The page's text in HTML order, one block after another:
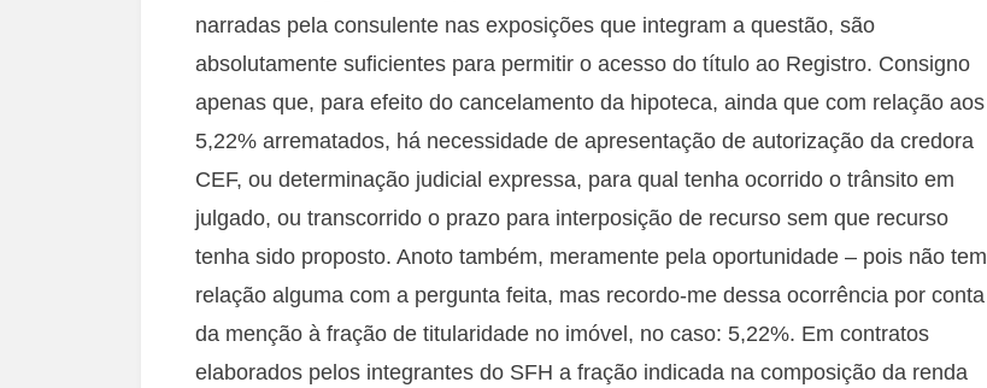
narradas pela consulente nas exposições que integram a questão, são
absolutamente suficientes para permitir o acesso do título ao Registro. Consigno
apenas que, para efeito do cancelamento da hipoteca, ainda que com relação aos
5,22% arrematados, há necessidade de apresentação de autorização da credora
CEF, ou determinação judicial expressa, para qual tenha ocorrido o trânsito em
julgado, ou transcorrido o prazo para interposição de recurso sem que recurso
tenha sido proposto. Anoto também, meramente pela oportunidade – pois não tem
relação alguma com a pergunta feita, mas recordo-me dessa ocorrência por conta
da menção à fração de titularidade no imóvel, no caso: 5,22%. Em contratos
elaborados pelos integrantes do SFH a fração indicada na composição da renda